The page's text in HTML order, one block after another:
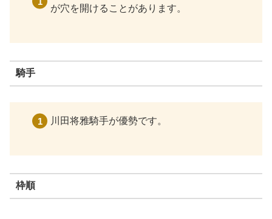
が穴を開けることがあります。
騎手
川田将雅騎手が優勢です。
枠順